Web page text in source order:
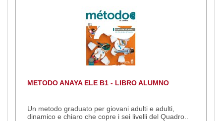
METODO ANAYA ELE B1 - LIBRO ALUMNO
Un metodo graduato per giovani adulti e adulti,
dinamico e chiaro che copre i sei livelli del Quadro..